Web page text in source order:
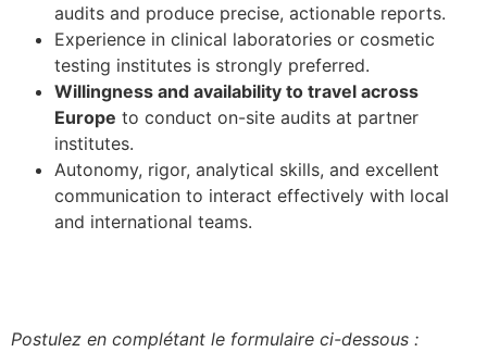
audits and produce precise, actionable reports.
Experience in clinical laboratories or cosmetic
testing institutes is strongly preferred.
Willingness and availability to travel across
Europe to conduct on-site audits at partner
institutes.
Autonomy, rigor, analytical skills, and excellent
communication to interact effectively with local
and international teams.
Postulez en complétant le formulaire ci-dessous :